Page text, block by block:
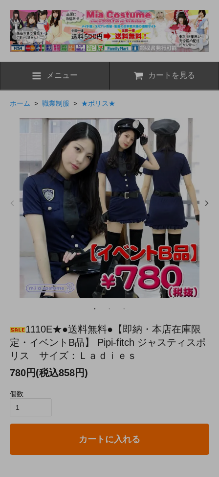
メニュー カートを見る
ホーム > 職業制服 > ★ポリス★
1110E★●送料無料●【即納・本店在庫限
定・イベントB品】 Pipi-fitch ジャスティスポ
リス サイズ：Ｌａｄｉｅｓ
780円(税込858円)
個数
カートに入れる